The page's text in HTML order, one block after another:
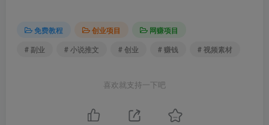
免费教程 创业项目
网赚项目
# 副业
# 小说推文 # 创业 # 赚钱 # 视频素材
喜欢就支持一下吧